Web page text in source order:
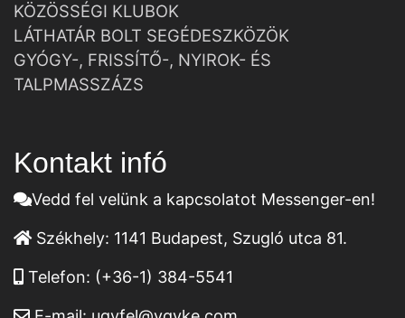
KÖZÖSSÉGI KLUBOK
LÁTHATÁR BOLT SEGÉDESZKÖZÖK
GYÓGY-, FRISSÍTŐ-, NYIROK- ÉS
TALPMASSZÁZS
Kontakt infó
Vedd fel velünk a kapcsolatot Messenger-en!
Székhely: 1141 Budapest, Szugló utca 81.
Telefon: (+36-1) 384-5541